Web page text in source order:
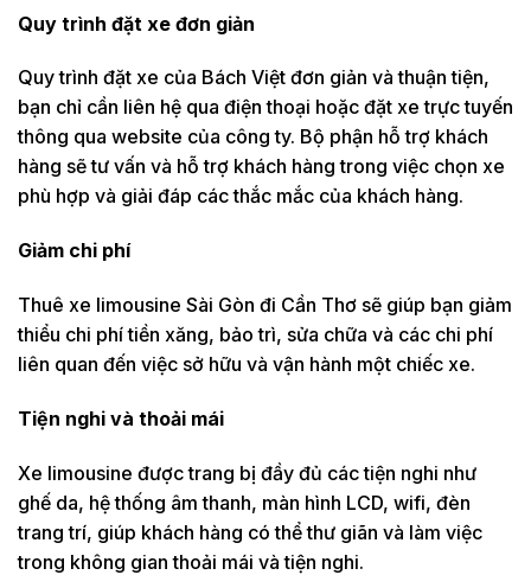
Quy trình đặt xe đơn giản
Quy trình đặt xe của Bách Việt đơn giản và thuận tiện,
bạn chỉ cần liên hệ qua điện thoại hoặc đặt xe trực tuyến
thông qua website của công ty. Bộ phận hỗ trợ khách
hàng sẽ tư vấn và hỗ trợ khách hàng trong việc chọn xe
phù hợp và giải đáp các thắc mắc của khách hàng.
Giảm chi phí
Thuê xe limousine Sài Gòn đi Cần Thơ sẽ giúp bạn giảm
thiểu chi phí tiền xăng, bảo trì, sửa chữa và các chi phí
liên quan đến việc sở hữu và vận hành một chiếc xe.
Tiện nghi và thoải mái
Xe limousine được trang bị đầy đủ các tiện nghi như
ghế da, hệ thống âm thanh, màn hình LCD, wifi, đèn
trang trí, giúp khách hàng có thể thư giãn và làm việc
trong không gian thoải mái và tiện nghi.